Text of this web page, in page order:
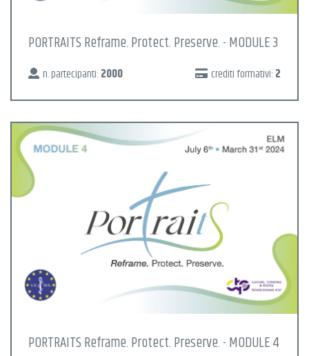
PORTRAITS Reframe. Protect. Preserve. - MODULE 3
n. partecipanti: 2000 crediti formativi: 2
PORTRAITS Reframe. Protect. Preserve. - MODULE 4